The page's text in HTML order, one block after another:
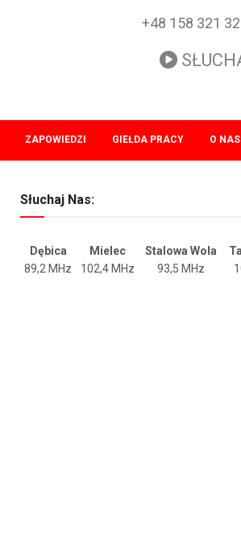
+48 158 321
ZAPOWIEDZI GIEŁDA PRACY O NAS
Słuchaj Nas:
Dębica Mielec Stalowa Wola
89,2 MHz
102,4 MHz 93,5 MHz